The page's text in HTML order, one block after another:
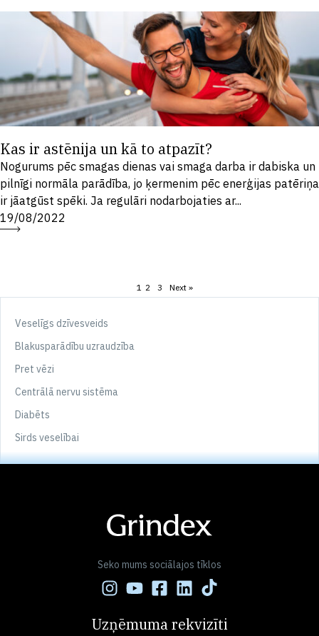
Veselīgs dzīvesveids
Blakusparādību uzraudzība
Pret vēzi
Centrālā nervu sistēma
Diabēts
Sirds veselībai
Kas ir astēnija un kā to atpazīt?
Nogurums pēc smagas dienas vai smaga darba ir dabiska un
pilnīgi normāla parādība, jo ķermenim pēc enerģijas patēriņa
ir jāatgūst spēki. Ja regulāri nodarbojaties ar...
19/08/2022
1 2 3 Next »
Seko mums sociālajos tīklos
Uzņēmuma rekvizīti